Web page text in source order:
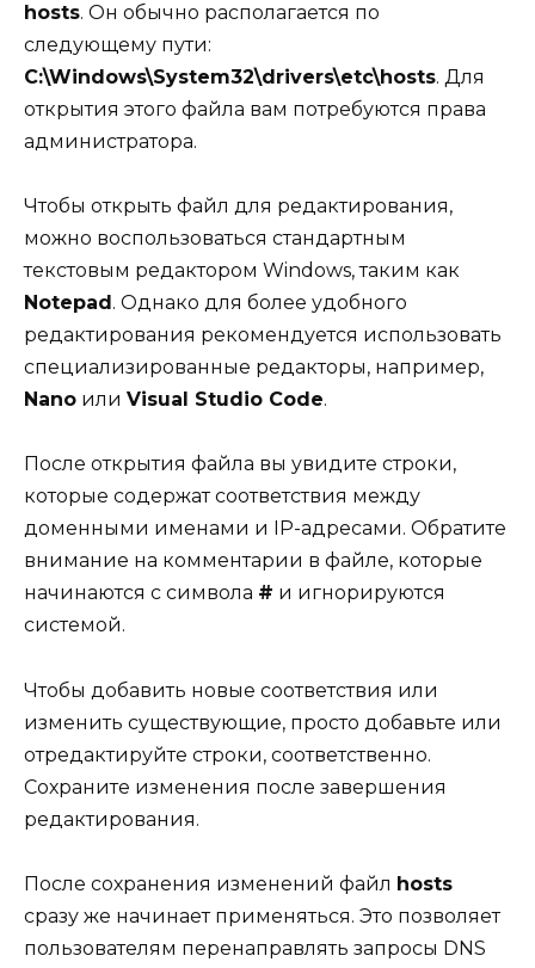
hosts. Он обычно располагается по
следующему пути:
C:\Windows\System32\drivers\etc\hosts. Для
открытия этого файла вам потребуются права
администратора.
Чтобы открыть файл для редактирования,
можно воспользоваться стандартным
текстовым редактором Windows, таким как
Notepad . Однако для более удобного
редактирования рекомендуется использовать
специализированные редакторы, например,
Nano или Visual Studio Code.
После открытия файла вы увидите строки,
которые содержат соответствия между
доменными именами и IP-адресами. Обратите
внимание на комментарии в файле, которые
начинаются с символа # и игнорируются
системой.
Чтобы добавить новые соответствия или
изменить существующие, просто добавьте или
отредактируйте строки, соответственно.
Сохраните изменения после завершения
редактирования.
После сохранения изменений файл hosts
сразу же начинает применяться. Это позволяет
пользователям перенаправлять запросы DNS